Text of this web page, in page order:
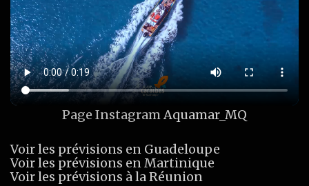
Page InstagramAquamar_MQ
Voir les prévisions en Guadeloupe
Voir les prévisions en Martinique
Voir les prévisions à la Réunion